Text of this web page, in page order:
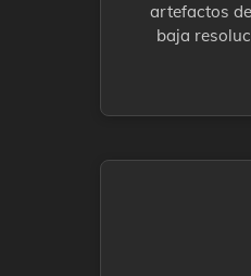
artefactos
baja